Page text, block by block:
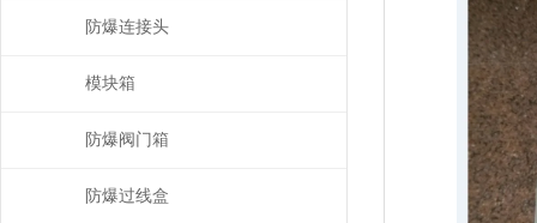
防爆连接头
模块箱
防爆阀门箱
防爆过线盒